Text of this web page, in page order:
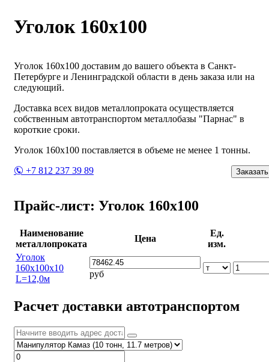
Уголок 160х100
Уголок 160х100 доставим до вашего объекта в Санкт-
Петербурге и Ленинградской области в день заказа или на
следующий.
Доставка всех видов металлопроката осуществляется
собственным автотранспортом металлобазы "Парнас" в
короткие сроки.
Уголок 160х100 поставляется в объеме не менее 1 тонны.
+7 812 237 39 89
Заказать
Прайс-лист: Уголок 160х100
Наименование
металлопроката
Цена
Ед.
изм.
Уголок
160х100х10
L=12,0м
руб
Расчет доставки автотранспортом